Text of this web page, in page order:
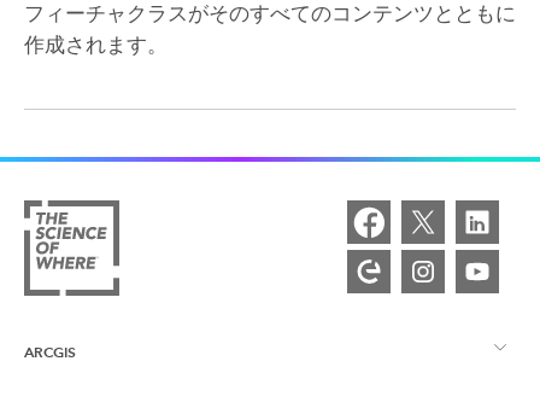
フィーチャクラスがそのすべてのコンテンツとともに
作成されます。
ARCGIS